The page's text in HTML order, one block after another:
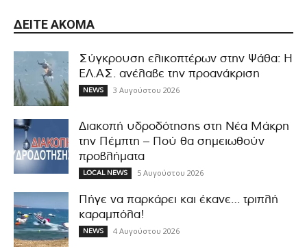
ΔΕΊΤΕ ΑΚΌΜΑ
Σύγκρουση ελικοπτέρων στην Ψάθα: Η
ΕΛ.ΑΣ. ανέλαβε την προανάκριση
NEWS 3 Αυγούστου 2026
Διακοπή υδροδότησης στη Νέα Μάκρη
την Πέμπτη – Πού θα σημειωθούν
προβλήματα
LOCAL NEWS 5 Αυγούστου 2026
Πήγε να παρκάρει και έκανε… τριπλή
καραμπόλα!
NEWS 4 Αυγούστου 2026